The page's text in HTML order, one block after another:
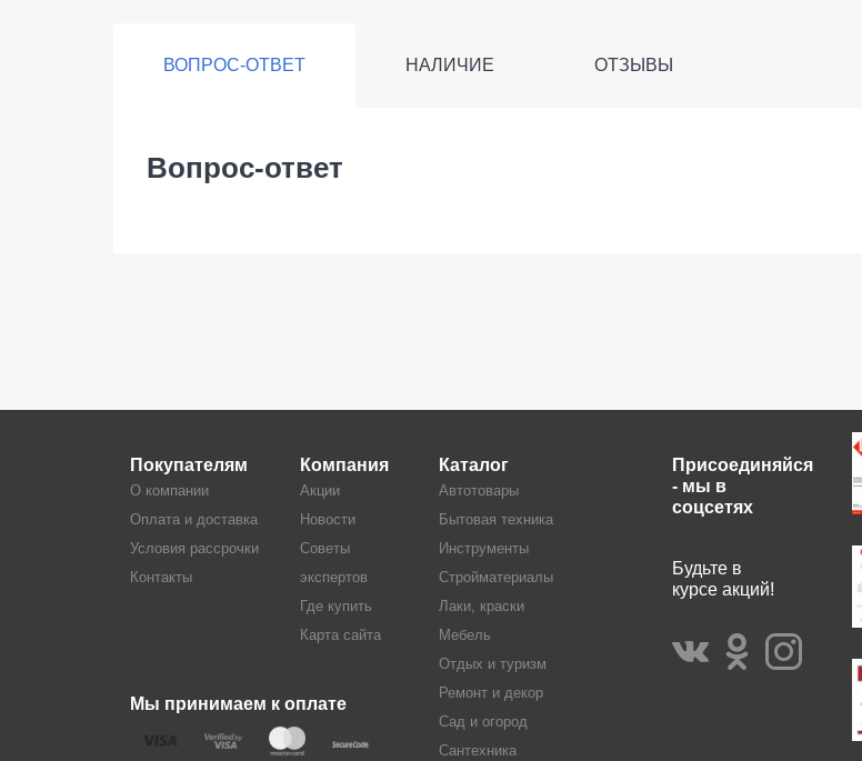
ВОПРОС-ОТВЕТ НАЛИЧИЕ ОТЗЫВЫ
Вопрос-ответ
Покупателям
О компании
Оплата и доставка
Условия рассрочки
Контакты
Компания
Акции
Новости
Советы
экспертов
Где купить
Карта сайта
Мы принимаем к оплате
Каталог
Автотовары
Бытовая техника
Инструменты
Стройматериалы
Лаки, краски
Мебель
Отдых и туризм
Ремонт и декор
Сад и огород
Сантехника
Присоединяйся
- мы в
соцсетях
Будьте в
курсе акций!